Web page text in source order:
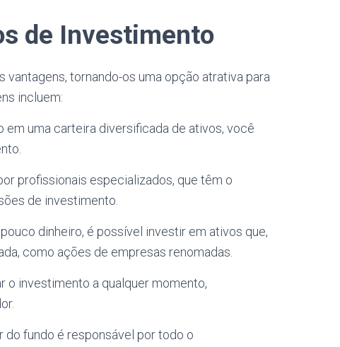
de Investimento
tornando-os uma opção atrativa para
incluem:
em uma carteira diversificada de ativos, você
profissionais especializados, que têm o
de investimento.
dinheiro, é possível investir em ativos que,
como ações de empresas renomadas.
o investimento a qualquer momento,
do fundo é responsável por todo o